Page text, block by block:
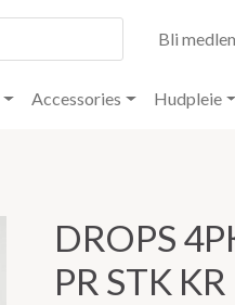
Bli
Accessories Hudpleie
DROPS
PR STK